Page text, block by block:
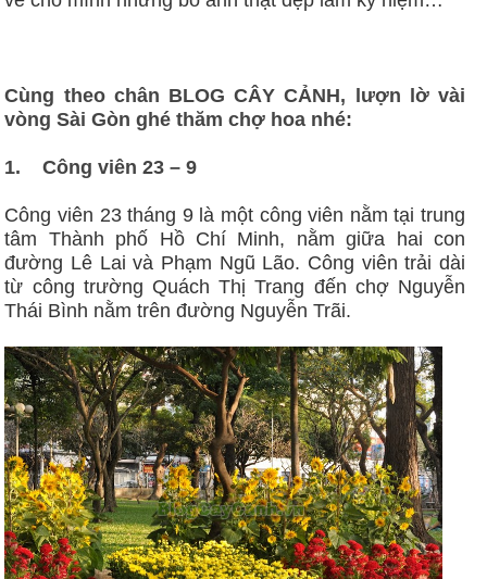
Cùng theo chân BLOG CÂY CẢNH, lượn lờ vài
vòng Sài Gòn ghé thăm chợ hoa nhé:
1.Công viên 23 – 9
Công viên 23 tháng 9 là một công viên nằm tại trung
tâm Thành phố Hồ Chí Minh, nằm giữa hai con
đường Lê Lai và Phạm Ngũ Lão. Công viên trải dài
từ công trường Quách Thị Trang đến chợ Nguyễn
Thái Bình nằm trên đường Nguyễn Trãi.